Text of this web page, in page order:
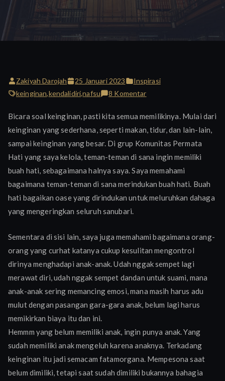
Zakiyah Darojah 25 Januari 2023
Inspirasi
keinginan,kendalidiri,nafsu 8 Komentarpada
Keinginan
Bicara soal keinginan, pasti kita semua memilikinya. Mulai dari
keinginan yang sederhana, seperti makan, tidur, dan lain-lain,
sampai keinginan yang besar. Di grup Komunitas Permata
Hati yang saya kelola, teman-teman di sana ingin memiliki
buah hati, sebagaimana halnya saya. Saya memahami
bagaimana teman-teman di sana merindukan buah hati. Buah
hati bagaikan oase yang dirindukan untuk meluruhkan dahaga
yang mengeringkan seluruh sanubari.
Sementara di sisi lain, saya juga memahami bagaimana orang-
orang yang curhat katanya cukup kesulitan mengontrol
dirinya menghadapi anak-anak. Udah nggak sempet lagi
merawat diri, udah nggak sempet dandan untuk suami, mana
anak-anak sering memancing emosi, mana masih harus adu
mulut dengan pasangan gara-gara anak, belum lagi harus
memikirkan biaya itu dan ini.
Hemmm yang belum memiliki anak, ingin punya anak. Yang
sudah memiliki anak mengeluh karena anaknya. Terkadang
keinginan itu jadi semacam fatamorgana. Mempesona saat
belum dimiliki, tetapi saat sudah dimiliki bukannya bahagia